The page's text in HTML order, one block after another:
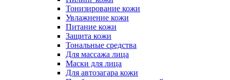
Тонизирование кожи
Увлажнение кожи
Питание кожи
Защита кожи
Тональные средства
Для массажа лица
Маски для лица
Для автозагара кожи